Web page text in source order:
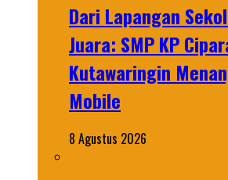
Dari Lapangan
Juara: SMP KP
Kutawaringin
Mobile
8 Agustus 2026